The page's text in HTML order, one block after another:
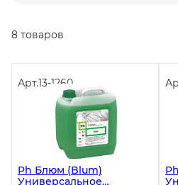
8 товаров
Арт.13-1260
Ph Блюм (Blum)
Универсальное